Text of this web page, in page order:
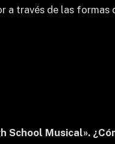
través de las formas
Musical».